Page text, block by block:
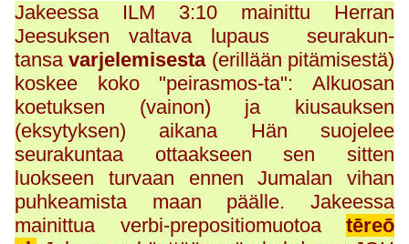
Jakeessa ILM 3:10 mainittu Herran
Jeesuksen valtava lupaus seurakun-
tansavarjelemisesta(erillään pitämisestä)
koskee koko "peirasmos-ta": Alkuosan
koetuksen (vainon) ja kiusauksen
(eksytyksen) aikana Hän suojelee
seurakuntaa ottaakseen sen sitten
luokseen turvaan ennen Jumalan vihan
puhkeamista maan päälle. Jakeessa
mainittua verbi-prepositiomuotoa tēreō